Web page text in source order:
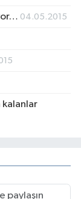
04.05.2015
kalanlar